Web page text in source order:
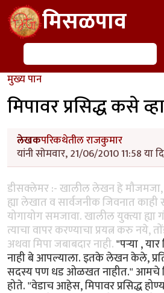
Skip to main contentमिसळपाव
शोध
मुख्य पान
मिपावर प्रसिद्ध कसे
लेखकपरिकथेतील राजकुमार
यांनी सोमवार, 21/06/2010 11:58 या
डीसक्लेमर :- खालील लेखन हे
ह्या लेखात व सार्वजनीक जिवनात
योगायोग समजावा. खालील युक्त्या
त्याचा वापर करण्याचा प्रयत्न करु नये,
अथवा मिपा जबाबदार नाही."पर्‍या ,
नाही बे आपल्याला. इतके लेखन केले,
सदस्य पण धड ओळखत नाहीत." आमचे
होते. "वेडाच आहेस, मिपावर प्रसिद्ध